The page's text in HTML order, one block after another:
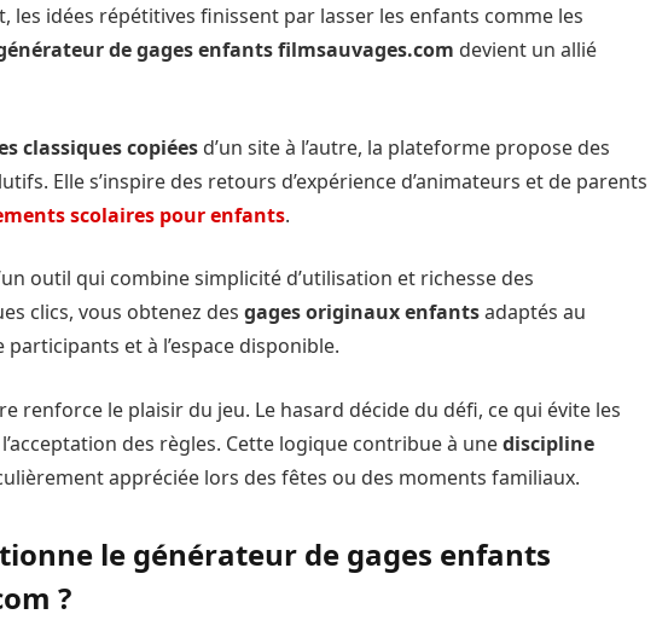
les idées répétitives finissent par lasser les enfants comme les
de gages enfants filmsauvages.com devient un allié
classiques copiées d’un site à l’autre, la plateforme propose des
Elle s’inspire des retours d’expérience d’animateurs et de parents
scolaires pour enfants.
outil qui combine simplicité d’utilisation et richesse des
clics, vous obtenez desgages originaux enfantsadaptés au
et à l’espace disponible.
renforce le plaisir du jeu. Le hasard décide du défi, ce qui évite les
des règles. Cette logique contribue à unediscipline
appréciée lors des fêtes ou des moments familiaux.
le générateur de gages enfants
?